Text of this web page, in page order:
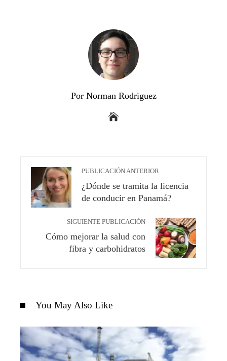
Por Norman Rodriguez
PUBLICACIÓN ANTERIOR
¿Dónde se tramita la licencia
de conducir en Panamá?
SIGUIENTE PUBLICACIÓN
Cómo mejorar la salud con
fibra y carbohidratos
You May Also Like